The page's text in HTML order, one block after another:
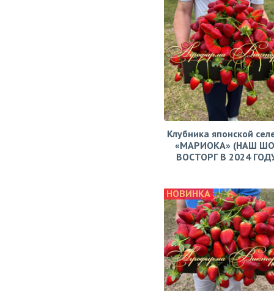
Клубника японской
«МАРИОКА» (НАШ
ВОСТОРГ В 2024
НОВИНКА